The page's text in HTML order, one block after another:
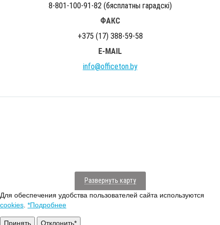
8-801-100-91-82 (бясплатны гарадскi)
ФАКС
+375 (17) 388-59-58
E-MAIL
info@officeton.by
Развернуть карту
Для обеспечения удобства пользователей сайта используются
cookies *Подробнее
Принять Отклонить*